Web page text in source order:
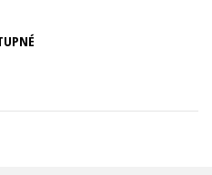
tituly